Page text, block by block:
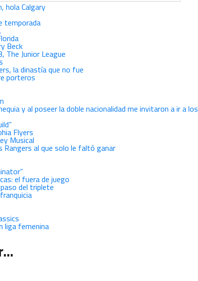
hola Calgary
temporada
Beck
The Junior League
la dinastía que no fue
porteros
y al poseer la doble nacionalidad me invitaron a ir a los
Flyers
Musical
Rangers al que solo le faltó ganar
el fuera de juego
del triplete
liga femenina